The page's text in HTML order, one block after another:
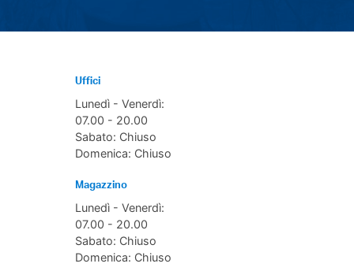
Uffici
Lunedì - Venerdì:
07.00 - 20.00
Sabato: Chiuso
Domenica: Chiuso
Magazzino
Lunedì - Venerdì:
07.00 - 20.00
Sabato: Chiuso
Domenica: Chiuso